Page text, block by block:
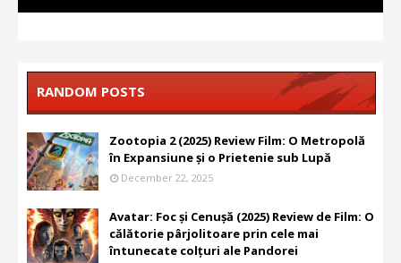
RANDOM POSTS
Zootopia 2 (2025) Review Film: O Metropolă
în Expansiune și o Prietenie sub Lupă
December 22, 2025
Avatar: Foc și Cenușă (2025) Review de Film: O
călătorie pârjolitoare prin cele mai
întunecate colțuri ale Pandorei